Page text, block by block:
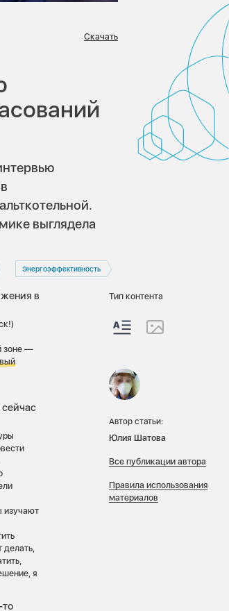
Скачать
выглядела
Энергоэффективность
в
зоне —
изучают
я
Тип контента
Автор статьи:
Юлия Шатова
Все публикации автора
Правила использования
материалов